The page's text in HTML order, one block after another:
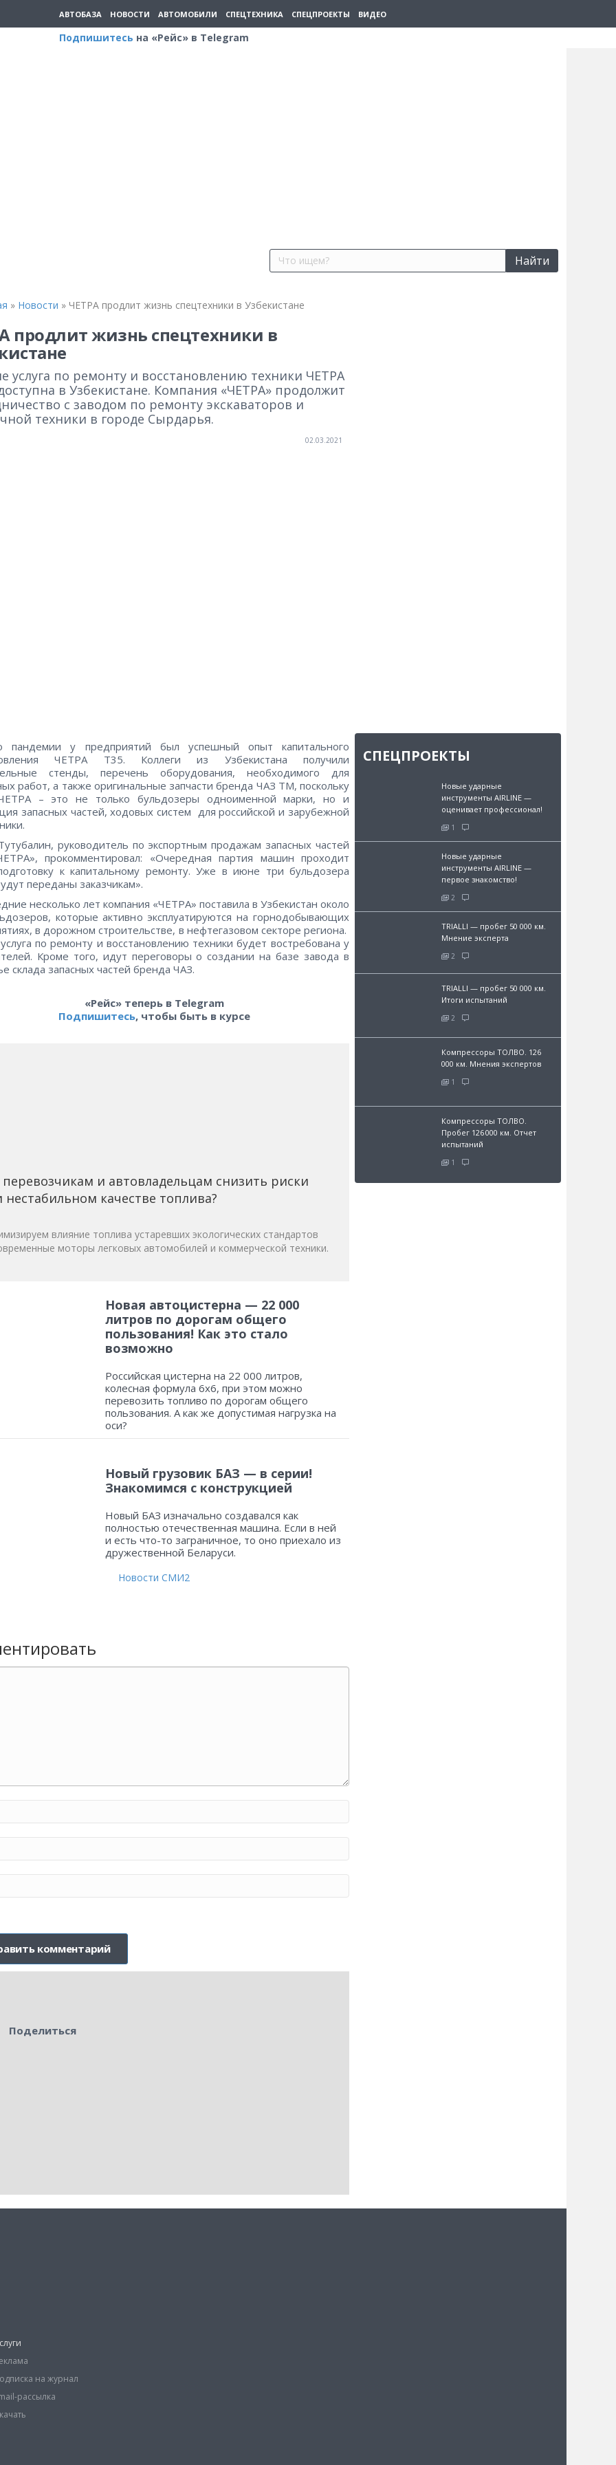
АВТОБАЗА НОВОСТИ АВТОМОБИЛИ СПЕЦТЕХНИКА СПЕЦПРОЕКТЫ ВИДЕО
Подпишитесь на «Рейс» в Telegram
Найти
» Новости » ЧЕТРА продлит жизнь спецтехники в Узбекистане
продлит жизнь спецтехники в
услуга по ремонту и восстановлению техники ЧЕТРА
в Узбекистане. Компания «ЧЕТРА» продолжит
с заводом по ремонту экскаваторов и
техники в городе Сырдарья.
02.03.2021
у предприятий был успешный опыт капитального
ЧЕТРА Т35. Коллеги из Узбекистана получили
стенды, перечень оборудования, необходимого для
работ, а также оригинальные запчасти бренда ЧАЗ ТМ, поскольку
– это не только бульдозеры одноименной марки, но и
запасных частей, ходовых систем для российской и зарубежной
руководитель по экспортным продажам запасных частей
прокомментировал: «Очередная партия машин проходит
к капитальному ремонту. Уже в июне три бульдозера
переданы заказчикам».
несколько лет компания «ЧЕТРА» поставила в Узбекистан около
которые активно эксплуатируются на горнодобывающих
в дорожном строительстве, в нефтегазовом секторе региона.
по ремонту и восстановлению техники будет востребована у
Кроме того, идут переговоры о создании на базе завода в
склада запасных частей бренда ЧАЗ.
«Рейс» теперь в Telegram
Подпишитесь, чтобы быть в курсе
перевозчикам и автовладельцам снизить риски
нестабильном качестве топлива?
влияние топлива устаревших экологических стандартов
моторы легковых автомобилей и коммерческой техники.
Новая автоцистерна — 22 000
литров по дорогам общего
пользования! Как это стало
возможно
Российская цистерна на 22 000 литров,
колесная формула 6х6, при этом можно
перевозить топливо по дорогам общего
пользования. А как же допустимая нагрузка на
оси?
Новый грузовик БАЗ — в серии!
Знакомимся с конструкцией
Новый БАЗ изначально создавался как
полностью отечественная машина. Если в ней
и есть что-то заграничное, то оно приехало из
дружественной Беларуси.
Новости СМИ2
Поделиться
СПЕЦПРОЕКТЫ
Новые ударные
инструменты AIRLINE —
оценивает профессионал!
1
Новые ударные
инструменты AIRLINE —
первое знакомство!
2
TRIALLI — пробег 50 000 км.
Мнение эксперта
2
TRIALLI — пробег 50 000 км.
Итоги испытаний
2
Компрессоры ТОЛВО. 126
000 км. Мнения экспертов
1
Компрессоры ТОЛВО.
Пробег 126 000 км. Отчет
испытаний
1
на журнал
рассылка